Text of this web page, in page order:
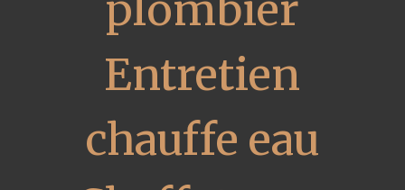
Entretien
chauffe eau